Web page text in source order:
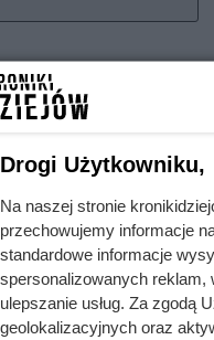
często popadał w
z rodzinnej
wrócić do ojczyzny
domownikami i
Po
krajem”, nikt
innych
Drogi Użytkowniku,
Na naszej stronie
przechowujemy informacje
standardowe informacje
spersonalizowanych reklam,
ulepszanie usług. Za zgodą
geolokalizacyjnych oraz